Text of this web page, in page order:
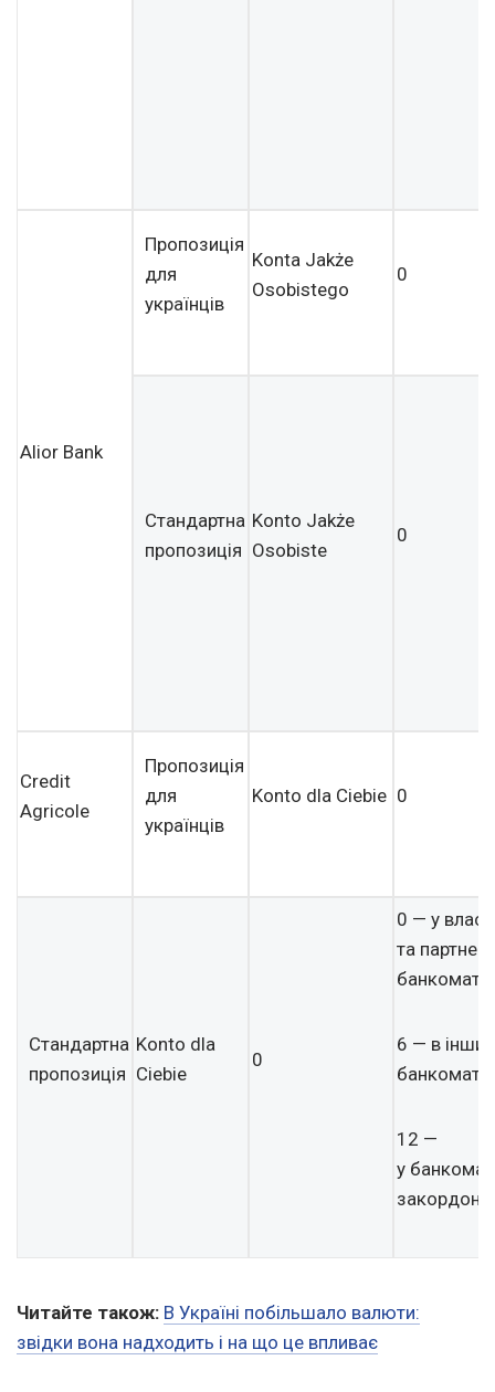
Alior Bank
Пропозиція
для
українців
Konta Jakże
Osobistego
0
Стандартна
пропозиція
Konto Jakże
Osobiste
0
Credit
Agricole
Пропозиція
для
українців
Konto dla Ciebie 0
Стандартна
пропозиція
Konto dla
Ciebie
0
0 — у
та
6 — в інших
12 —
у
Читайте також: В Україні побільшало валюти:
звідки вона надходить і на що це впливає